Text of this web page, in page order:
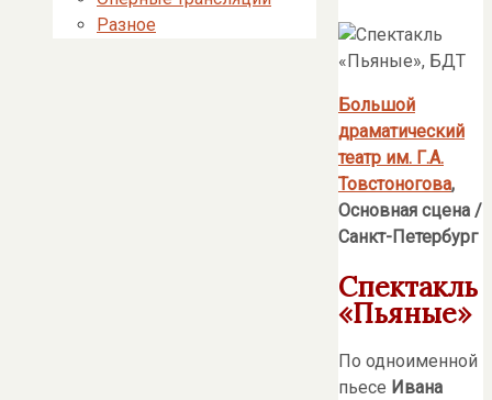
Большой
драматический
театр им. Г.А.
Товстоногова,
Основная сцена /
Санкт-Петербург
Спектакль
«Пьяные»
По одноименной
пьесе Ивана
Разное